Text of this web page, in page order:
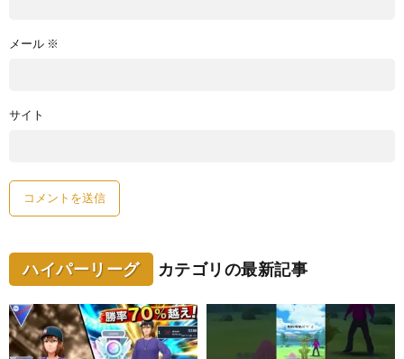
メール ※
サイト
ハイパーリーグ カテゴリの最新記事